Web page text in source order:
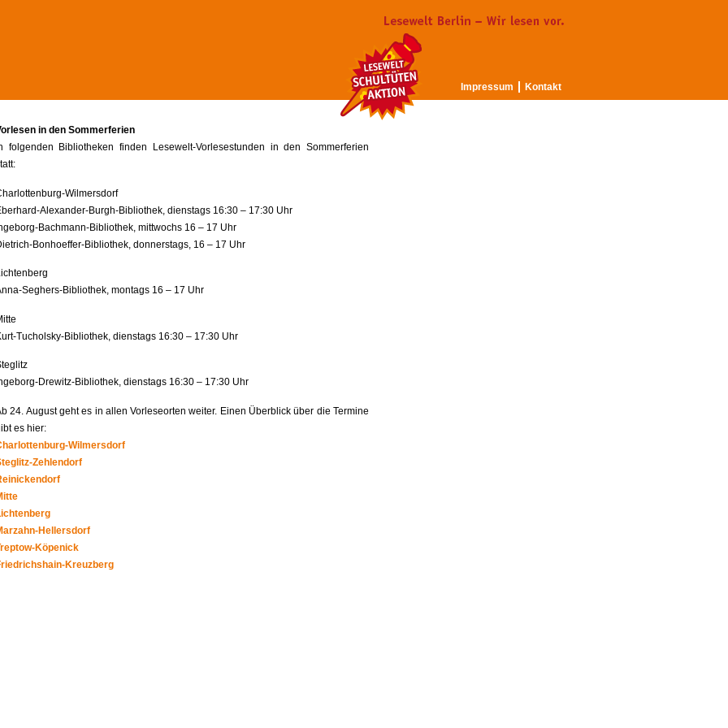
Impressum Kontakt
in den Sommerferien
folgenden Bibliotheken finden Lesewelt-Vorlesestunden in den Sommerferien
Wilmersdorf
Alexander-Burgh-Bibliothek, dienstags 16:30 – 17:30 Uhr
Bachmann-Bibliothek, mittwochs 16 – 17 Uhr
Bonhoeffer-Bibliothek, donnerstags, 16 – 17 Uhr
Seghers-Bibliothek, montags 16 – 17 Uhr
Tucholsky-Bibliothek, dienstags 16:30 – 17:30 Uhr
Drewitz-Bibliothek, dienstags 16:30 – 17:30 Uhr
24. August geht es in allen Vorleseorten weiter. Einen Überblick über die Termine
es hier:
Wilmersdorf
Zehlendorf
Hellersdorf
Köpenick
Kreuzberg